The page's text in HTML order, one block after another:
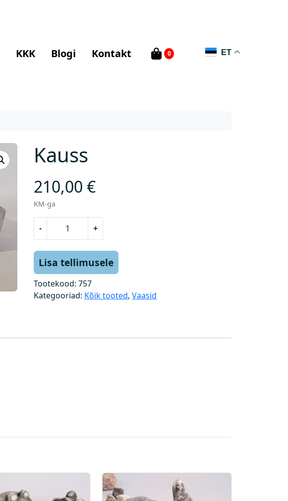
KKK Blogi Kontakt 0 ET
Kauss
210,00€
KM-ga
-
s
k
o
+
Lisa tellimusele
Tootekood:757
Kategooriad: Kõik tooted,Vaasid